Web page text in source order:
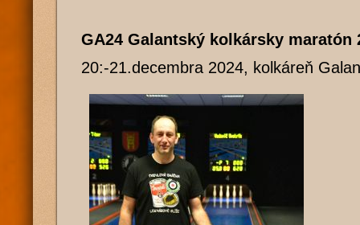
GA24 Galantský kolkársky maratón
20:-21.decembra 2024, kolkáreň